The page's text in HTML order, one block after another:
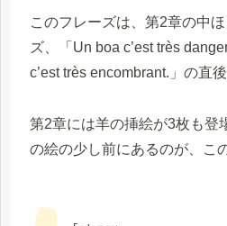
このフレーズは、第2章の中ほ
ズ、「Un boa c’est très
c’est très encombrant.」の直
第2章には羊の挿絵が3枚も登
の絵の少し前にあるのが、こ